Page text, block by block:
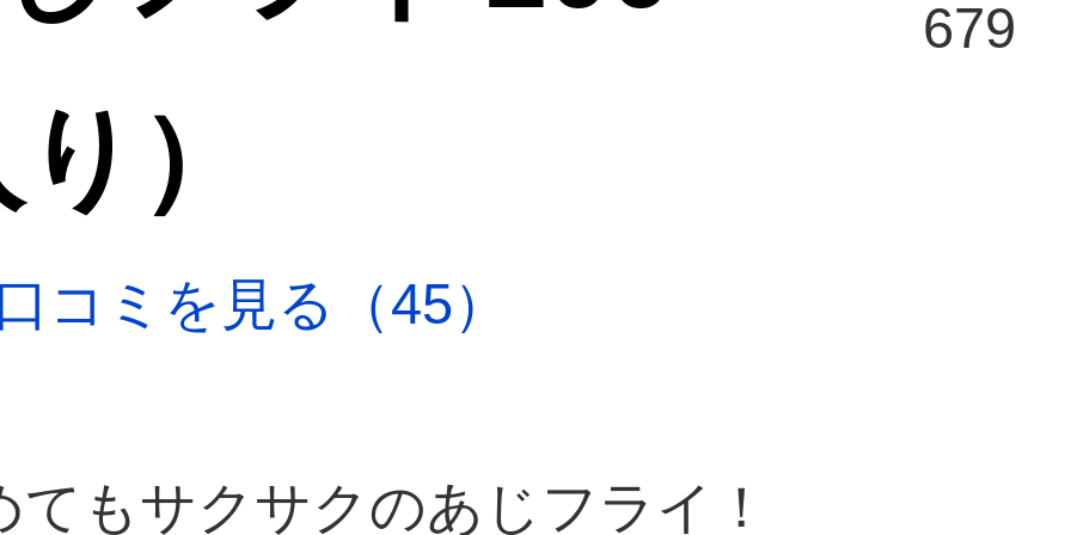
）
679
コミを見る（45）
もサクサクのあじフライ！